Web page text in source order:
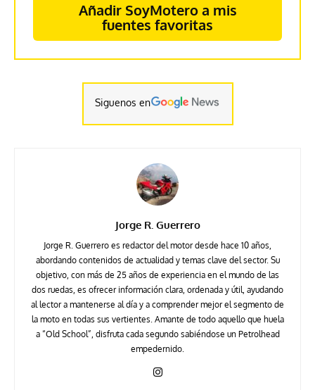
Añadir SoyMotero a mis
fuentes favoritas
Siguenos en
Jorge R. Guerrero
Jorge R. Guerrero es redactor del motor desde hace 10 años,
abordando contenidos de actualidad y temas clave del sector. Su
objetivo, con más de 25 años de experiencia en el mundo de las
dos ruedas, es ofrecer información clara, ordenada y útil, ayudando
al lector a mantenerse al día y a comprender mejor el segmento de
la moto en todas sus vertientes. Amante de todo aquello que huela
a “Old School”, disfruta cada segundo sabiéndose un Petrolhead
empedernido.